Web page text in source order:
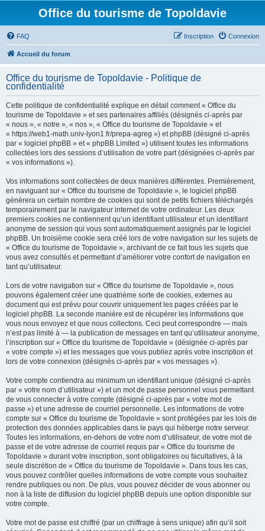
Office du tourisme de Topoldavie
FAQ Connexion
Inscription
Accueil du forum
Office du tourisme de Topoldavie - Politique de
confidentialité
Cette politique de confidentialité explique en détail comment « Office du
tourisme de Topoldavie » et ses partenaires affiliés (désignés ci-après par
« nous », « notre », « nos », « Office du tourisme de Topoldavie » et
« https://web1-math.univ-lyon1.fr/prepa-agreg ») et phpBB (désigné ci-après
par « logiciel phpBB » et « phpBB Limited ») utilisent toutes les informations
collectées lors des sessions d’utilisation de votre part (désignées ci-après par
« vos informations »).
Vos informations sont collectées de deux manières différentes. Premièrement,
en naviguant sur « Office du tourisme de Topoldavie », le logiciel phpBB
génèrera un certain nombre de cookies qui sont de petits fichiers téléchargés
temporairement par le navigateur internet de votre ordinateur. Les deux
premiers cookies ne contiennent qu’un identifiant utilisateur et un identifiant
anonyme de session qui vous sont automatiquement assignés par le logiciel
phpBB. Un troisième cookie sera créé lors de votre navigation sur les sujets de
« Office du tourisme de Topoldavie », archivant de ce fait tous les sujets que
vous avez consultés et permettant d’améliorer votre confort de navigation en
tant qu’utilisateur.
Lors de votre navigation sur « Office du tourisme de Topoldavie », nous
pouvons également créer une quatrième sorte de cookies, externes au
document qui est prévu pour couvrir uniquement les pages créées par le
logiciel phpBB. La seconde manière est de récupérer les informations que
vous nous envoyez et que nous collectons. Ceci peut correspondre — mais
n’est pas limité à — la publication de messages en tant qu’utilisateur anonyme,
l’inscription sur « Office du tourisme de Topoldavie » (désignée ci-après par
« votre compte ») et les messages que vous publiez après votre inscription et
lors de votre connexion (désignés ci-après par « vos messages »).
Votre compte contiendra au minimum un identifiant unique (désigné ci-après
par « votre nom d’utilisateur ») et un mot de passe personnel vous permettant
de vous connecter à votre compte (désigné ci-après par « votre mot de
passe ») et une adresse de courriel personnelle. Les informations de votre
compte sur « Office du tourisme de Topoldavie » sont protégées par les lois de
protection des données applicables dans le pays qui héberge notre serveur.
Toutes les informations, en-dehors de votre nom d’utilisateur, de votre mot de
passe et de votre adresse de courriel requis par « Office du tourisme de
Topoldavie » durant votre inscription, sont obligatoires ou facultatives, à la
seule discrétion de « Office du tourisme de Topoldavie ». Dans tous les cas,
vous pouvez contrôler quelles informations de votre compte vous souhaitez
rendre publiques ou non. De plus, vous pouvez décider de vous abonner ou
non à la liste de diffusion du logiciel phpBB depuis une option disponible sur
votre compte.
Votre mot de passe est chiffré (par un chiffrage à sens unique) afin qu’il soit